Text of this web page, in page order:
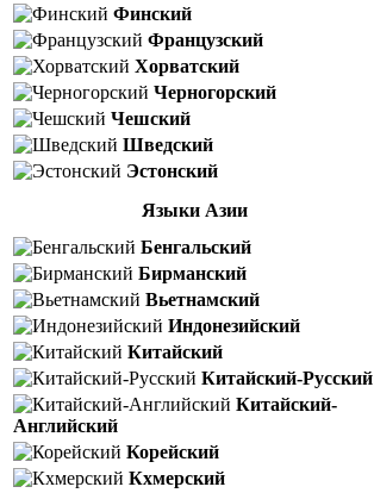
Финский
Французский
Хорватский
Черногорский
Чешский
Шведский
Эстонский
Языки Азии
Бенгальский
Бирманский
Вьетнамский
Индонезийский
Китайский
Китайский-Русский
Китайский-
Английский
Корейский
Кхмерский